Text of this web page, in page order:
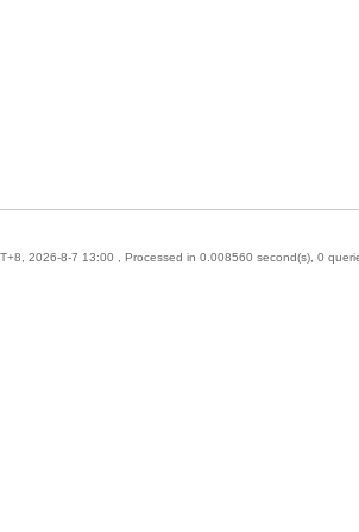
2026-8-7 13:00 , Processed in 0.008560 second(s), 0